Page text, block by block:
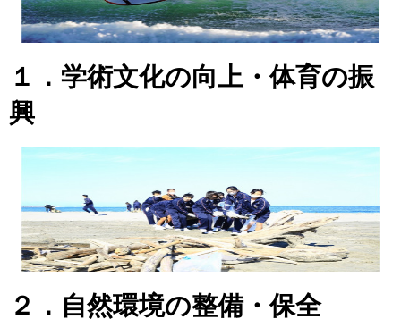
１．学術文化の向上・体育の振
興
２．自然環境の整備・保全